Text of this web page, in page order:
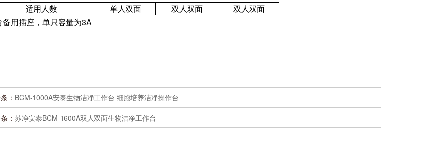
适用人数
单人双面 双人双面
双人双面
备用插座，单只容量为3A
： BCM-1000A安泰生物洁净工作台 细胞培养洁净操作台
： 苏净安泰BCM-1600A双人双面生物洁净工作台